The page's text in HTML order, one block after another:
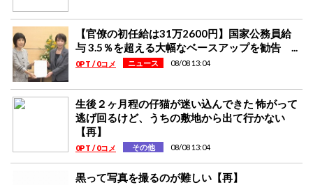
【官僚の初任給は31万2600円】国家公務員給
与 3.5％を超える大幅なベースアップを勧告 ...
0PT / 0コメ ニュース 08/08 13:04
生後２ヶ月程の仔猫が迷い込んできた 怖がって
逃げ回るけど、うちの敷地から出て行かない
【再】
0PT / 0コメ その他 08/08 13:04
黒って写真を撮るのが難しい【再】